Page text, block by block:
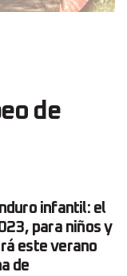
de
infantil: el
para niños y
este verano
de